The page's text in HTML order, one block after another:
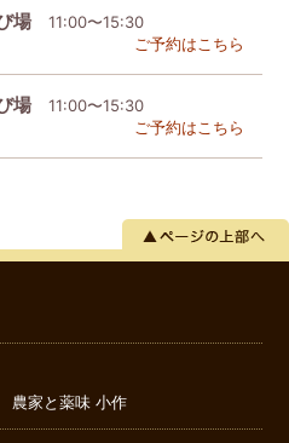
場
11:00〜15:30
ご予約はこちら
場
11:00〜15:30
ご予約はこちら
農家と薬味 小作